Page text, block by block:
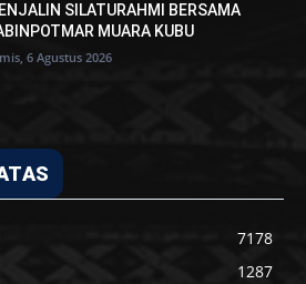
SILATURAHMI BERSAMA
MUARA KUBU
6 Agustus 2026
7178
1287